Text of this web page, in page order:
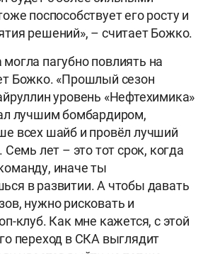
поспособствует его росту и
решений», – считает Божко.
пагубно повлиять на
Божко. «Прошлый сезон
уровень «Нефтехимика»
лучшим бомбардиром,
всех шайб и провёл лучший
Семь лет – это тот срок, когда
иначе ты
в развитии. А чтобы давать
нужно рисковать и
клуб. Как мне кажется, с этой
переход в СКА выглядит